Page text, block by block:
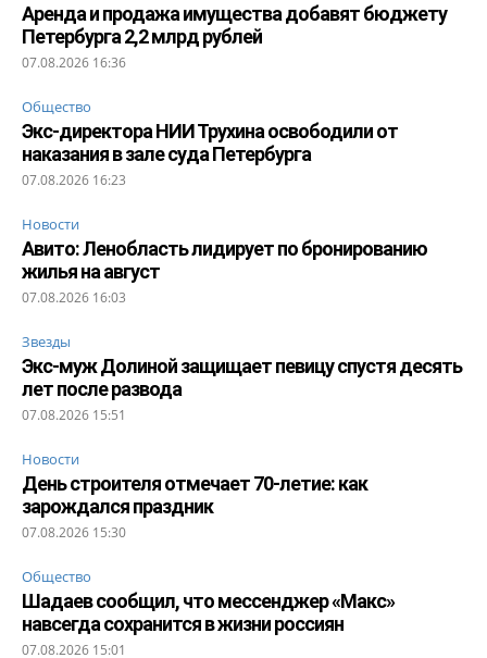
Аренда и продажа имущества добавят бюджету
Петербурга 2,2 млрд рублей
07.08.2026 16:36
Общество
Экс-директора НИИ Трухина освободили от
наказания в зале суда Петербурга
07.08.2026 16:23
Новости
Авито: Ленобласть лидирует по бронированию
жилья на август
07.08.2026 16:03
Звезды
Экс-муж Долиной защищает певицу спустя десять
лет после развода
07.08.2026 15:51
Новости
День строителя отмечает 70-летие: как
зарождался праздник
07.08.2026 15:30
Общество
Шадаев сообщил, что мессенджер «Макс»
навсегда сохранится в жизни россиян
07.08.2026 15:01